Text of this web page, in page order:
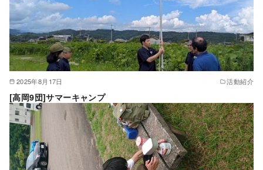
2025年8月17日 活動紹介
[高岡9団]サマーキャンプ